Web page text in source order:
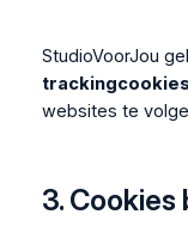
StudioVoorJou
trackingcookies
websites te
3.